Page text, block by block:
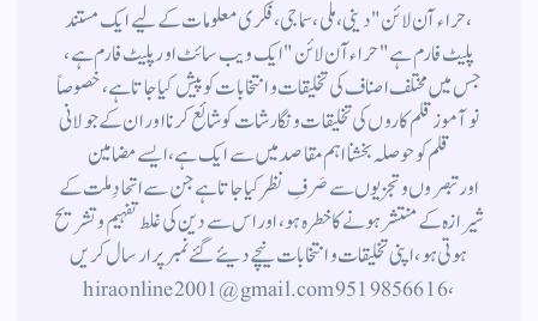
،حراء آن لائن" دینی ، ملی ، سماجی ، فکری معلومات کے لیے ایک مستند
پلیٹ فارم ہے " حراء آن لائن " ایک ویب سائٹ اور پلیٹ فارم ہے ،
جس میں مختلف اصناف کی تخلیقات و انتخابات کو پیش کیا جاتا ہے ، خصوصاً
نوآموز قلم کاروں کی تخلیقات و نگارشات کو شائع کرنا اور ان کے جولانی
قلم کوحوصلہ بخشنا اہم مقاصد میں سے ایک ہے ، ایسے مضامین
اورتبصروں وتجزیوں سے صَرفِ نظر کیا جاتاہے جن سے اتحادِ ملت کے
شیرازہ کے منتشر ہونے کاخطرہ ہو ، اور اس سے دین کی غلط تفہیم وتشریح
ہوتی ہو، اپنی تخلیقات و انتخابات نیچے دیئے گئے نمبر پر ارسال کریں
، 9519856616 hiraonline2001@gmail.com